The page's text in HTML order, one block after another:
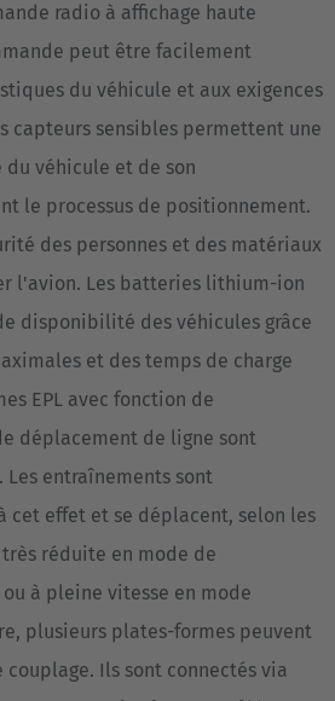
radio à affichage haute
peut être facilement
du véhicule et aux exigences
capteurs sensibles permettent une
véhicule et de son
le processus de positionnement.
des personnes et des matériaux
l'avion. Les batteries lithium-ion
disponibilité des véhicules grâce
et des temps de charge
EPL avec fonction de
déplacement de ligne sont
entraînements sont
cet effet et se déplacent, selon les
réduite en mode de
à pleine vitesse en mode
plusieurs plates-formes peuvent
Ils sont connectés via